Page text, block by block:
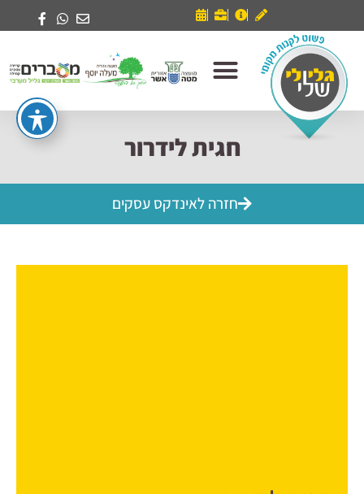
חגית לידרור
חזרה לאינדקס עסקים